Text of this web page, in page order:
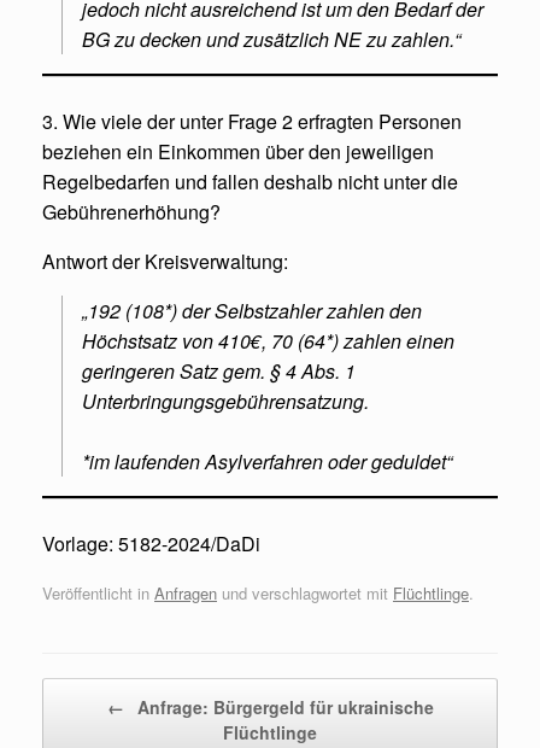
jedoch nicht ausreichend ist um den Bedarf der
BG zu decken und zusätzlich NE zu zahlen.“
3. Wie viele der unter Frage 2 erfragten Personen
beziehen ein Einkommen über den jeweiligen
Regelbedarfen und fallen deshalb nicht unter die
Gebührenerhöhung?
Antwort der Kreisverwaltung:
„192 (108*) der Selbstzahler zahlen den
Höchstsatz von 410€, 70 (64*) zahlen einen
geringeren Satz gem. § 4 Abs. 1
Unterbringungsgebührensatzung.
*im laufenden Asylverfahren oder geduldet“
Vorlage: 5182-2024/DaDi
Veröffentlicht in Anfragen und verschlagwortet mit Flüchtlinge.
← Anfrage: Bürgergeld für ukrainische
Flüchtlinge